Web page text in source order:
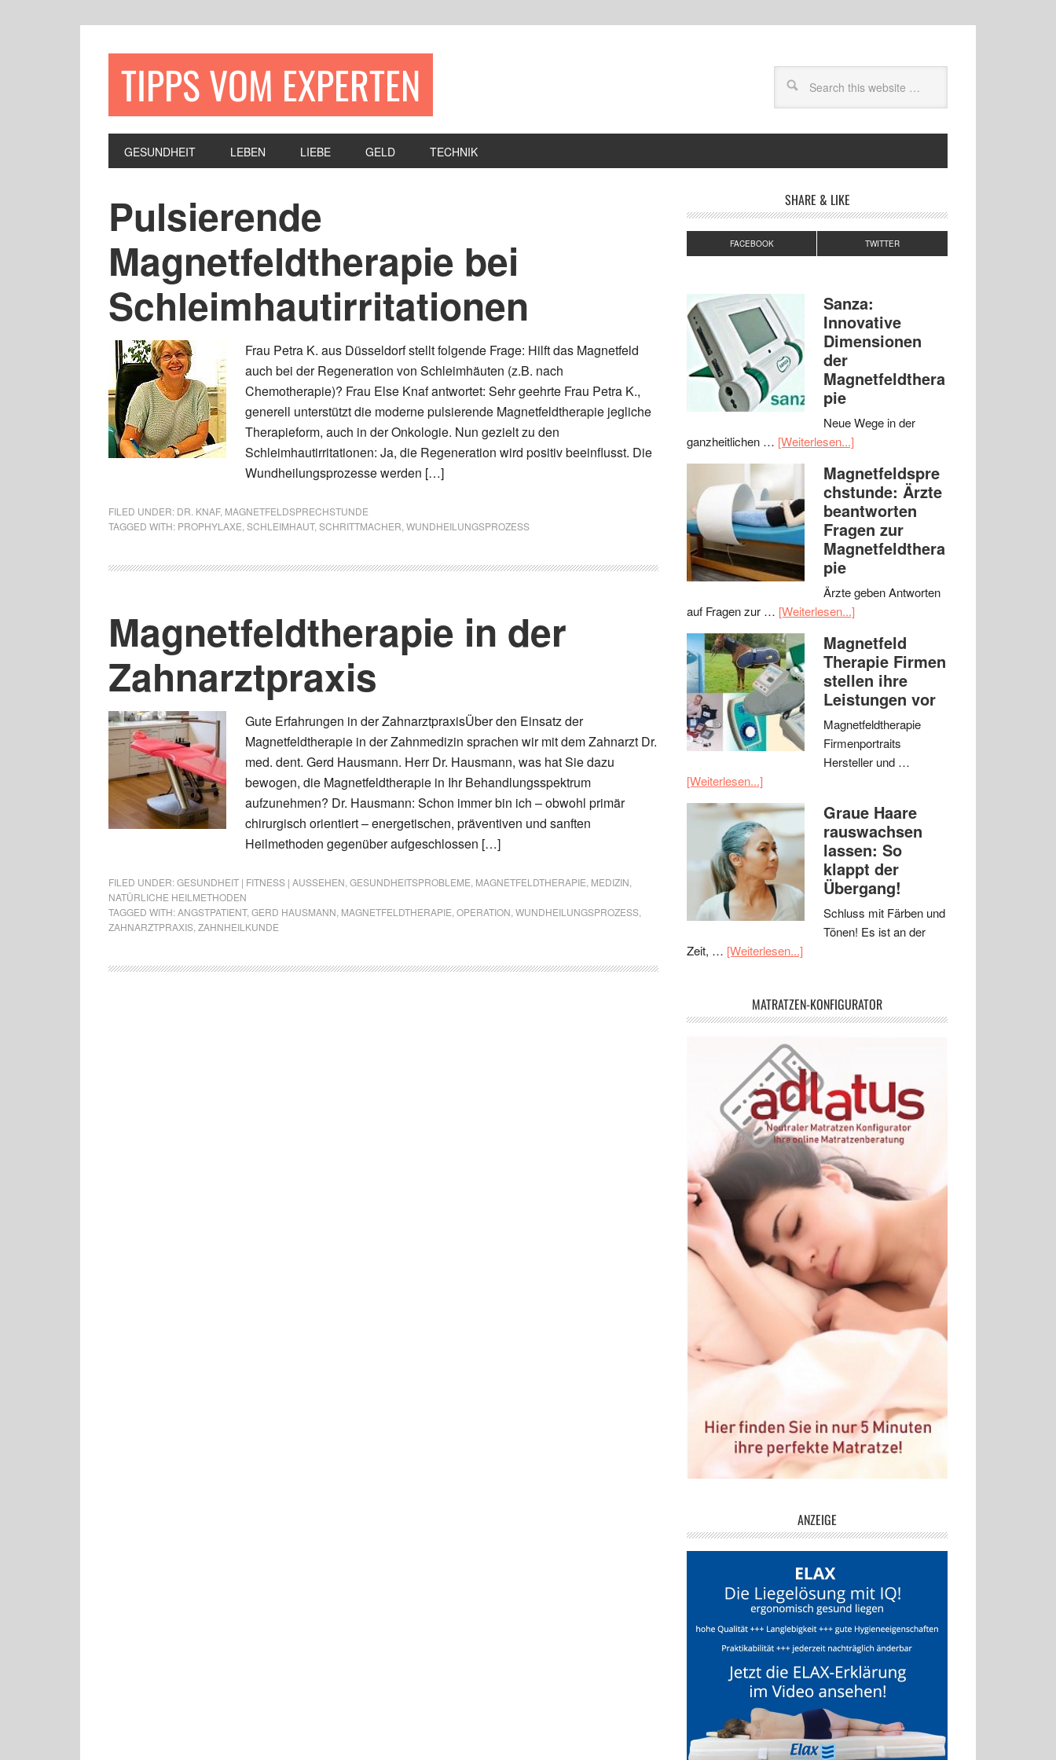
TIPPS VOM EXPERTEN
GESUNDHEIT LEBEN LIEBE GELD TECHNIK
Pulsierende
Magnetfeldtherapie bei
Schleimhautirritationen
Frau Petra K. aus Düsseldorf stellt folgende Frage: Hilft das Magnetfeld
auch bei der Regeneration von Schleimhäuten (z.B. nach
Chemotherapie)? Frau Else Knaf antwortet: Sehr geehrte Frau Petra K.,
generell unterstützt die moderne pulsierende Magnetfeldtherapie jegliche
Therapieform, auch in der Onkologie. Nun gezielt zu den
Schleimhautirritationen: Ja, die Regeneration wird positiv beeinflusst. Die
Wundheilungsprozesse werden […]
FILED UNDER: DR. KNAF, MAGNETFELDSPRECHSTUNDE
TAGGED WITH: PROPHYLAXE SCHLEIMHAUT, SCHRITTMACHER WUNDHEILUNGSPROZESS
Magnetfeldtherapie in der
Zahnarztpraxis
Gute Erfahrungen in der ZahnarztpraxisÜber den Einsatz der
Magnetfeldtherapie in der Zahnmedizin sprachen wir mit dem Zahnarzt Dr.
med. dent. Gerd Hausmann. Herr Dr. Hausmann, was hat Sie dazu
bewogen, die Magnetfeldtherapie in Ihr Behandlungsspektrum
aufzunehmen? Dr. Hausmann: Schon immer bin ich – obwohl primär
chirurgisch orientiert – energetischen, präventiven und sanften
Heilmethoden gegenüber aufgeschlossen […]
FILED UNDER:GESUNDHEIT | FITNESS | AUSSEHEN GESUNDHEITSPROBLEME MAGNETFELDTHERAPIE MEDIZIN
NATÜRLICHE HEILMETHODEN
TAGGED WITH:ANGSTPATIENT, GERD HAUSMANN MAGNETFELDTHERAPIE OPERATION WUNDHEILUNGSPROZESS
ZAHNARZTPRAXIS ZAHNHEILKUNDE
SHARE & LIKE
FACEBOOK TWITTER
Sanza:
Innovative
Dimensionen
der
Magnetfeldthera
pie
Neue Wege in der
ganzheitlichen … [Weiterlesen...]
Magnetfeldspre
chstunde: Ärzte
beantworten
Fragen zur
Magnetfeldthera
pie
Ärzte geben Antworten
auf Fragen zur … [Weiterlesen...]
Magnetfeld
Therapie Firmen
stellen ihre
Leistungen vor
Magnetfeldtherapie
Firmenportraits
Hersteller und …
[Weiterlesen...]
Graue Haare
rauswachsen
lassen: So
klappt der
Übergang!
Schluss mit Färben und
Tönen! Es ist an der
Zeit, … [Weiterlesen...]
MATRATZEN-KONFIGURATOR
ANZEIGE